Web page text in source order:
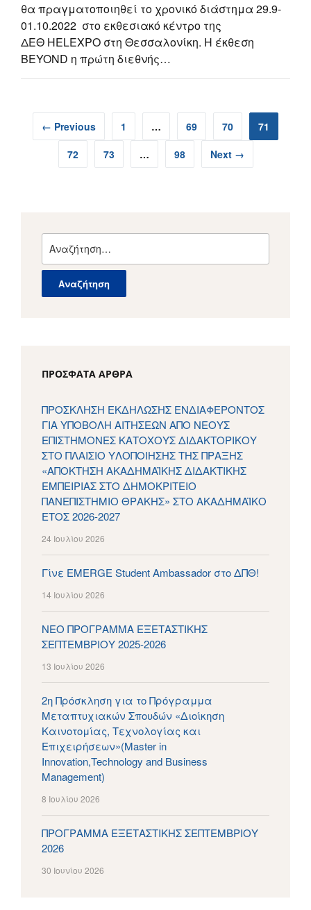
θα πραγματοποιηθεί το χρονικό διάστημα 29.9-
01.10.2022 στο εκθεσιακό κέντρο της
ΔΕΘ HELEXPO στη Θεσσαλονίκη. Η έκθεση
BEYOND η πρώτη διεθνής…
← Previous 1 … 69 70
71
72
73 … 98 Next →
για:
ΠΡΌΣΦΑΤΑ ΆΡΘΡΑ
ΠΡΟΣΚΛΗΣΗ ΕΚΔΗΛΩΣΗΣ ΕΝΔΙΑΦΕΡΟΝΤΟΣ
ΓΙΑ ΥΠΟΒΟΛΗ ΑΙΤΗΣΕΩΝ ΑΠΟ ΝΕΟΥΣ
ΕΠΙΣΤΗΜΟΝΕΣ ΚΑΤΟΧΟΥΣ ΔΙΔΑΚΤΟΡΙΚΟΥ
ΣΤΟ ΠΛΑΙΣΙΟ ΥΛΟΠΟΙΗΣΗΣ ΤΗΣ ΠΡΑΞΗΣ
«ΑΠΟΚΤΗΣΗ ΑΚΑΔΗΜΑΪΚΗΣ ΔΙΔΑΚΤΙΚΗΣ
ΕΜΠΕΙΡΙΑΣ ΣΤΟ ΔΗΜΟΚΡΙΤΕΙΟ
ΠΑΝΕΠΙΣΤΗΜΙΟ ΘΡΑΚΗΣ» ΣΤΟ ΑΚΑΔΗΜΑΪΚΟ
ΕΤΟΣ 2026-2027
24 Ιουλίου 2026
Γίνε EMERGE Student Ambassador στο ΔΠΘ!
14 Ιουλίου 2026
ΝΕΟ ΠΡΟΓΡΑΜΜΑ ΕΞΕΤΑΣΤΙΚΗΣ
ΣΕΠΤΕΜΒΡΙΟΥ 2025-2026
13 Ιουλίου 2026
2η Πρόσκληση για το Πρόγραμμα
Μεταπτυχιακών Σπουδών «Διοίκηση
Καινοτομίας, Τεχνολογίας και
Επιχειρήσεων»(Master in
Innovation,Technology and Business
Management)
8 Ιουλίου 2026
ΠΡΟΓΡΑΜΜΑ ΕΞΕΤΑΣΤΙΚΗΣ ΣΕΠΤΕΜΒΡΙΟΥ
2026
30 Ιουνίου 2026